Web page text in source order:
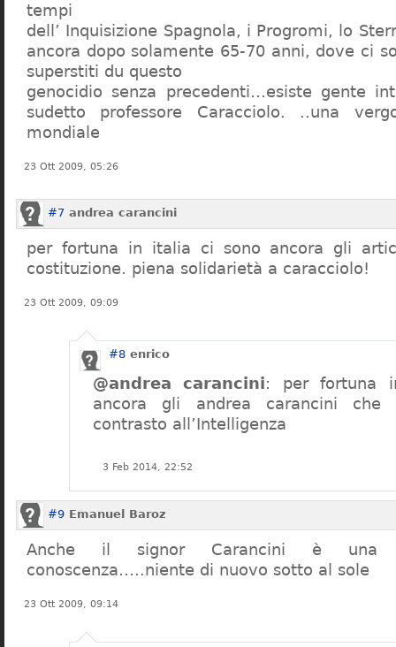
tempi
dell’ Inquisizione Spagnola, i Progromi, lo
ancora dopo solamente 65-70 anni, dove ci
superstiti du questo
genocidio senza precedenti…esiste gente
sudetto professore Caracciolo. ..una
mondiale
23 Ott 2009, 05:26
#7 andrea carancini
per fortuna in italia ci sono ancora gli
costituzione. piena solidarietà a caracciolo!
23 Ott 2009, 09:09
#8 enrico
@andrea carancini: per fortuna
ancora gli andrea carancini
contrasto all’Intelligenza
3 Feb 2014, 22:52
#9 Emanuel Baroz
Anche il signor Carancini è una
conoscenza…..niente di nuovo sotto al sole
23 Ott 2009, 09:14